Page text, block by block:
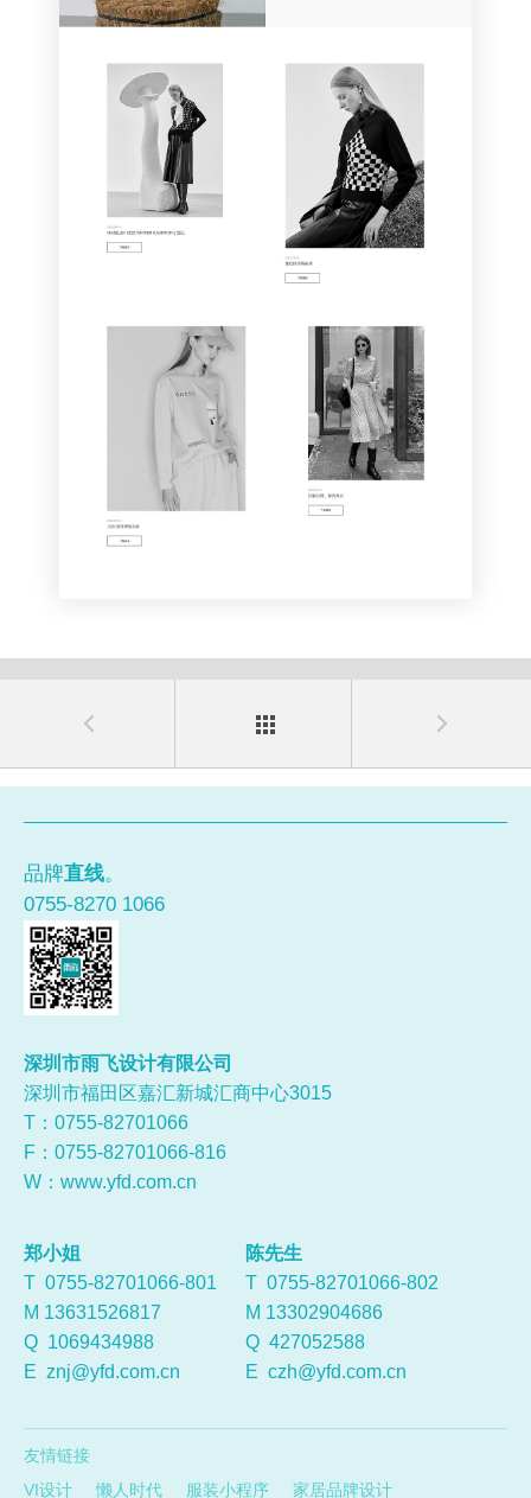
品牌直线。
0755-8270 1066
深圳市雨飞设计有限公司
深圳市福田区嘉汇新城汇商中心3015
T：0755-82701066
F：0755-82701066-816
W： www.yfd.com.cn
郑小姐
T 0755-82701066-801
M 13631526817
Q 1069434988
E znj@yfd.com.cn
陈先生
T 0755-82701066-802
M 13302904686
Q 427052588
E czh@yfd.com.cn
友情链接
VI设计
懒人时代 服装小程序 家居品牌设计